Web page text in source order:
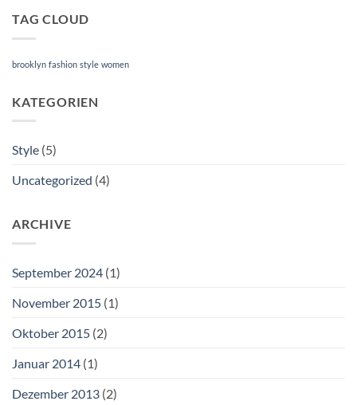
TAG CLOUD
brooklyn fashion style women
KATEGORIEN
Style (5)
Uncategorized (4)
ARCHIVE
September 2024 (1)
November 2015 (1)
Oktober 2015 (2)
Januar 2014 (1)
Dezember 2013 (2)